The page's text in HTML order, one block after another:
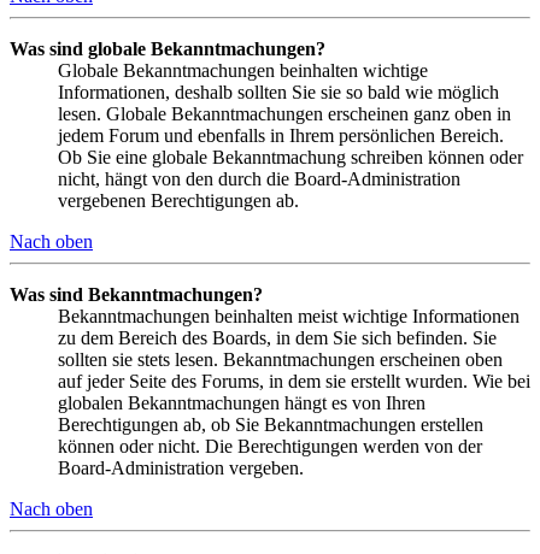
Was sind globale Bekanntmachungen?
Globale Bekanntmachungen beinhalten wichtige
Informationen, deshalb sollten Sie sie so bald wie möglich
lesen. Globale Bekanntmachungen erscheinen ganz oben in
jedem Forum und ebenfalls in Ihrem persönlichen Bereich.
Ob Sie eine globale Bekanntmachung schreiben können oder
nicht, hängt von den durch die Board-Administration
vergebenen Berechtigungen ab.
Nach oben
Was sind Bekanntmachungen?
Bekanntmachungen beinhalten meist wichtige Informationen
zu dem Bereich des Boards, in dem Sie sich befinden. Sie
sollten sie stets lesen. Bekanntmachungen erscheinen oben
auf jeder Seite des Forums, in dem sie erstellt wurden. Wie bei
globalen Bekanntmachungen hängt es von Ihren
Berechtigungen ab, ob Sie Bekanntmachungen erstellen
können oder nicht. Die Berechtigungen werden von der
Board-Administration vergeben.
Nach oben